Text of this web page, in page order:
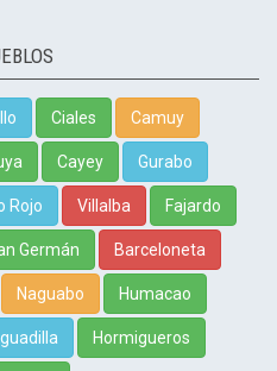
Ciales Camuy
Cayey Gurabo
Rojo Villalba Fajardo
Germán Barceloneta
Naguabo Humacao
Hormigueros